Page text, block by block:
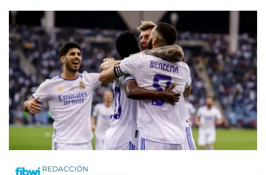
REDACCIÓN